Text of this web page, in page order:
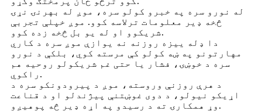
له نورو سره په خبرو کولو سره، موږ له بهرنۍ نړۍ
څخه ډیر معلومات ترلاسه کوو. موږ خپلې تجربې
شریکوو او له یو بل څخه زده کوو.
دا ډله ییزه روزنه نه یوازې موږ سره د کاري
مهارتونو په ښه کولو کې مرسته کوي، بلکې د نورو
سره د خوښۍ، فشار یا حتی غم شریکولو روحیه هم
راکوي.
د هرې روزنې وروسته، موږ د پیرودونکو سره د
اړیکو نیولو، د دوی غوښتنې پیژندلو او د قناعت
وړ همکارۍ ته د رسیدو په اړه ډیر څه پوهیږو.